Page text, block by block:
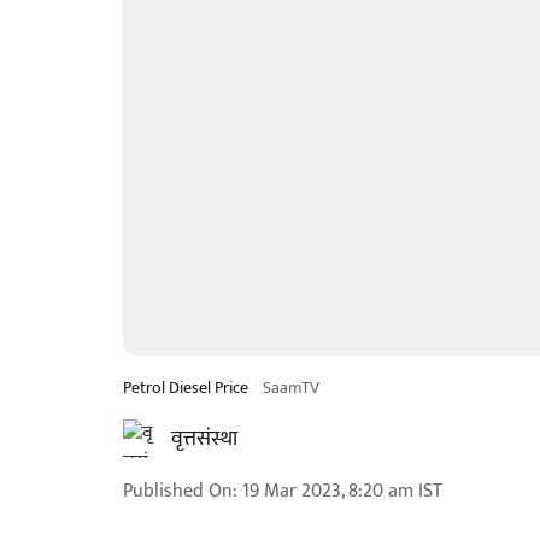
Petrol Diesel Price SaamTV
वृत्तसंस्था
Published On: 19 Mar 2023, 8:20 am IST